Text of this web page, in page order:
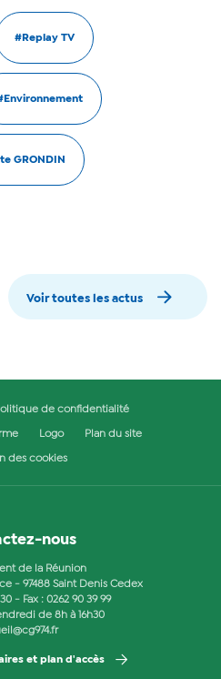
#Replay TV
GRONDIN
Voir toutes les actus
de confidentialité
Logo Plan du site
des cookies
nous
de la Réunion
- 97488 Saint Denis Cedex
- Fax : 0262 90 39 99
de 8h à 16h30
et plan d'accès